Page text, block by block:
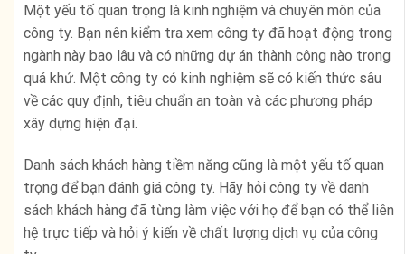
Một yếu tố quan trọng là kinh nghiệm và chuyên môn của
công ty. Bạn nên kiểm tra xem công ty đã hoạt động trong
ngành này bao lâu và có những dự án thành công nào trong
quá khứ. Một công ty có kinh nghiệm sẽ có kiến thức sâu
về các quy định, tiêu chuẩn an toàn và các phương pháp
xây dựng hiện đại.
Danh sách khách hàng tiềm năng cũng là một yếu tố quan
trọng để bạn đánh giá công ty. Hãy hỏi công ty về danh
sách khách hàng đã từng làm việc với họ để bạn có thể liên
hệ trực tiếp và hỏi ý kiến về chất lượng dịch vụ của công